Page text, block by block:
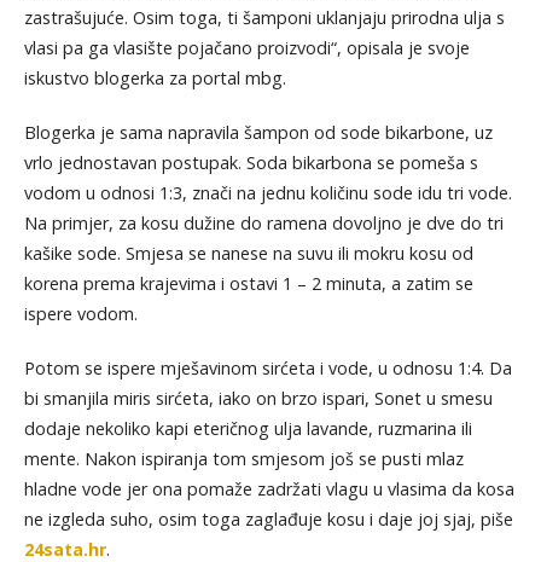
zastrašujuće. Osim toga, ti šamponi uklanjaju prirodna ulja s
vlasi pa ga vlasište pojačano proizvodi“, opisala je svoje
iskustvo blogerka za portal mbg.
Blogerka je sama napravila šampon od sode bikarbone, uz
vrlo jednostavan postupak. Soda bikarbona se pomeša s
vodom u odnosi 1:3, znači na jednu količinu sode idu tri vode.
Na primjer, za kosu dužine do ramena dovoljno je dve do tri
kašike sode. Smjesa se nanese na suvu ili mokru kosu od
korena prema krajevima i ostavi 1 – 2 minuta, a zatim se
ispere vodom.
Potom se ispere mješavinom sirćeta i vode, u odnosu 1:4. Da
bi smanjila miris sirćeta, iako on brzo ispari, Sonet u smesu
dodaje nekoliko kapi eteričnog ulja lavande, ruzmarina ili
mente. Nakon ispiranja tom smjesom još se pusti mlaz
hladne vode jer ona pomaže zadržati vlagu u vlasima da kosa
ne izgleda suho, osim toga zaglađuje kosu i daje joj sjaj, piše
24sata.hr.